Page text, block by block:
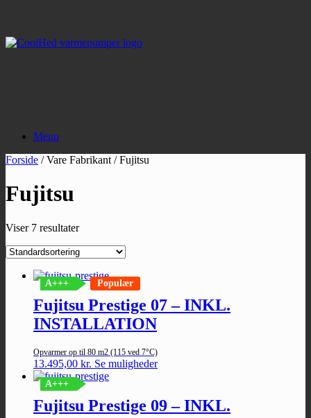
indhold
Menu
Forside / Vare Fabrikant / Fujitsu
Fujitsu
Viser 7 resultater
A+++ Populær
Fujitsu Prestige 07 – INKL.
INSTALLATION
Opvarmer op til 80 m2 (115 ved 7°C)
13.495,00 kr. Se muligheder
A+++
Fujitsu Prestige 09 – INKL.